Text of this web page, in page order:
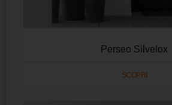
Perseo Silvelox
SCOPRI